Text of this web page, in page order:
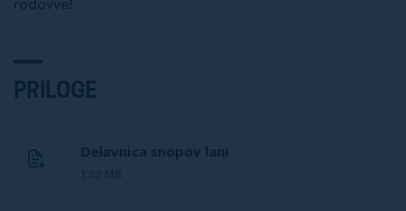
PRILOGE
Delavnica snopov lani